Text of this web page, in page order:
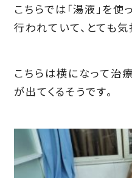
こちらでは「湯液」を
行われていて、とても気
こちらは横になって治
が出てくるそうです。